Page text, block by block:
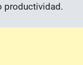
productividad.